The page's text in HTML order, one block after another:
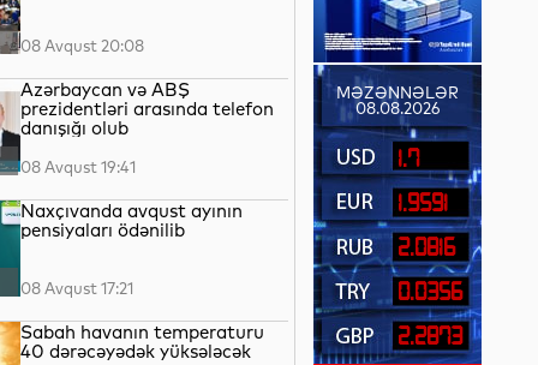
08 Avqust 20:08
Azərbaycan və ABŞ
prezidentləri arasında telefon
danışığı olub
08 Avqust 19:41
Naxçıvanda avqust ayının
pensiyaları ödənilib
08 Avqust 17:21
Sabah havanın temperaturu
40 dərəcəyədək yüksələcək
MƏZƏNNƏLƏR
08.08.2026
1.7
1.9591
2.0816
0.0356
2.2873